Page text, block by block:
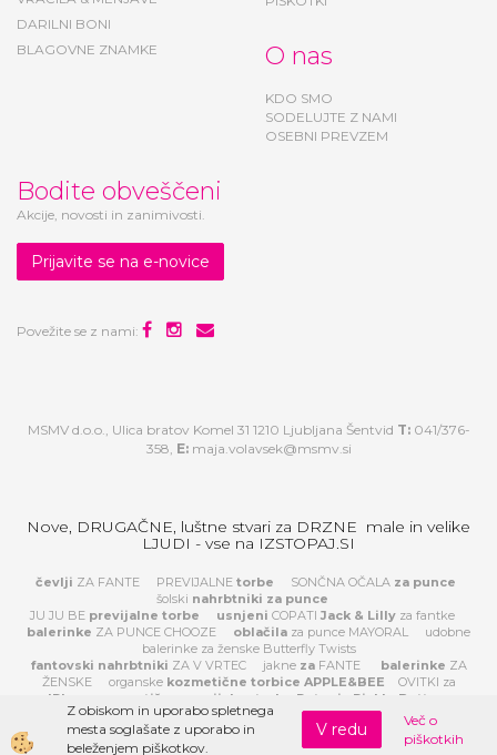
DARILNI BONI
BLAGOVNE ZNAMKE
O nas
KDO SMO
SODELUJTE Z NAMI
OSEBNI PREVZEM
Bodite obveščeni
Akcije, novosti in zanimivosti.
Prijavite se na e-novice
Povežite se z nami:
MSMV d.o.o., Ulica bratov Komel 31 1210 Ljubljana Šentvid T:041/376-
358, E: maja.volavsek@msmv.si
Nove, DRUGAČNE, luštne stvari za DRZNE male in velike
LJUDI - vse na IZSTOPAJ.SI
čevlji ZA FANTE PREVIJALNE torbe SONČNA OČALA za punce
šolski nahrbtniki za punce
JU JU BE previjalne torbe usnjeni COPATI Jack & Lillyza fantke
balerinke ZA PUNCE CHOOZE oblačila za punce MAYORAL
udobne
balerinke za ženske Butterfly Twists
fantovski nahrbtniki ZA V VRTEC jaknezaFANTE balerinke ZA
ŽENSKE
organske kozmetične torbice APPLE&BEE
OVITKI za
IPhone
prestižne previjalne torbe Petunia Pickle Bottom
Izdelava spletne trgovine
Z obiskom in uporabo spletnega
mesta soglašate z uporabo in
beleženjem piškotkov.
V redu
Več o
piškotkih